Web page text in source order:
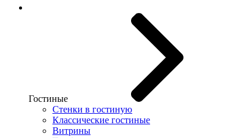
Гостиные
Стенки в гостиную
Классические гостиные
Витрины